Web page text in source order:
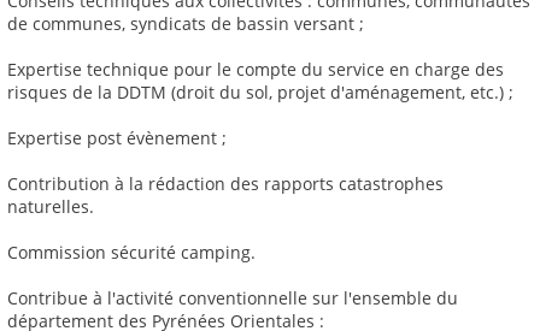
de communes, syndicats de bassin versant ;
Expertise technique pour le compte du service en charge des
risques de la DDTM (droit du sol, projet d'aménagement, etc.) ;
Expertise post évènement ;
Contribution à la rédaction des rapports catastrophes
naturelles.
Commission sécurité camping.
Contribue à l'activité conventionnelle sur l'ensemble du
département des Pyrénées Orientales :